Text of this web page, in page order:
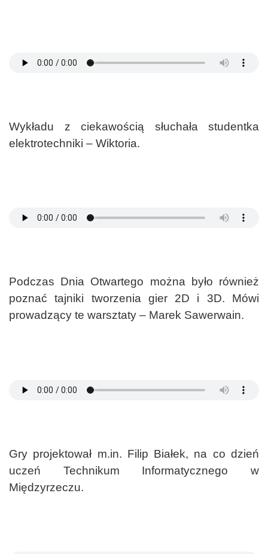
Wykładu z ciekawością słuchała studentka
elektrotechniki – Wiktoria.
Podczas Dnia Otwartego można było również
poznać tajniki tworzenia gier 2D i 3D. Mówi
prowadzący te warsztaty – Marek Sawerwain.
Gry projektował m.in. Filip Białek, na co dzień
uczeń Technikum Informatycznego w
Międzyrzeczu.